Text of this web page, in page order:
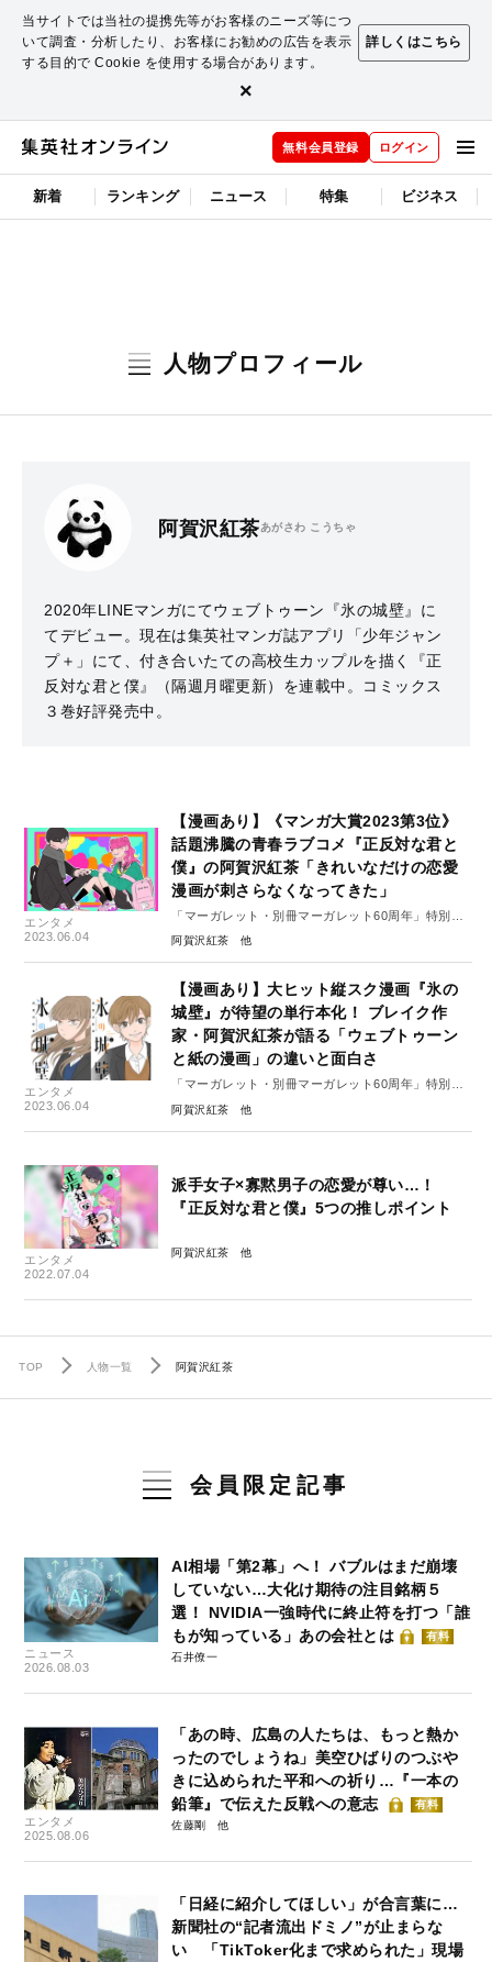
当サイトでは当社の提携先等がお客様のニーズ等につ
いて調査・分析したり、お客様にお勧めの広告を表示
する目的で Cookie を使用する場合があります。
詳しくはこちら
×
無料会員登録 ログイン
新着 ランキング ニュース 特集 ビジネス
人物プロフィール
阿賀沢紅茶あがさわ こうちゃ
2020年LINEマンガにてウェブトゥーン『氷の城壁』に
てデビュー。現在は集英社マンガ誌アプリ「少年ジャン
プ＋」にて、付き合いたての高校生カップルを描く『正
反対な君と僕』（隔週月曜更新）を連載中。コミックス
３巻好評発売中。
エンタメ
2023.06.04
【漫画あり】《マンガ大賞2023第3位》
話題沸騰の青春ラブコメ『正反対な君と
僕』の阿賀沢紅茶「きれいなだけの恋愛
漫画が刺さらなくなってきた」
「マーガレット・別冊マーガレット60周年」特別イ
ンタビュー#6（後編）
阿賀沢紅茶
エンタメ
2023.06.04
【漫画あり】大ヒット縦スク漫画『氷の
城壁』が待望の単行本化！ ブレイク作
家・阿賀沢紅茶が語る「ウェブトゥーン
と紙の漫画」の違いと面白さ
「マーガレット・別冊マーガレット60周年」特別イ
ンタビュー#6（前編）
阿賀沢紅茶
エンタメ
2022.07.04
派手女子×寡黙男子の恋愛が尊い…！
『正反対な君と僕』5つの推しポイント
阿賀沢紅茶
TOP 人物一覧 阿賀沢紅茶
会員限定記事
ニュース
2026.08.03
AI相場「第2幕」へ！ バブルはまだ崩壊
していない…大化け期待の注目銘柄５
選！ NVIDIA一強時代に終止符を打つ「誰
もが知っている」あの会社とは
有料
石井僚一
エンタメ
2025.08.06
「あの時、広島の人たちは、もっと熱か
ったのでしょうね」美空ひばりのつぶや
きに込められた平和への祈り…『一本の
鉛筆』で伝えた反戦への意志
有料
佐藤剛
「日経に紹介してほしい」が合言葉に…
新聞社の“記者流出ドミノ”が止まらな
い 「TikToker化まで求められた」現場